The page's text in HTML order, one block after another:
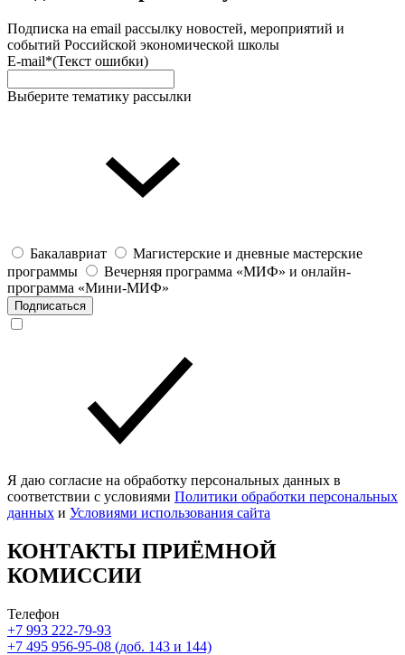
Подписка на email рассылку новостей, мероприятий и
событий Российской экономической школы
E-mail*(Текст ошибки)
Выберите тематику рассылки
Бакалавриат
Магистерские и дневные мастерские
программы
Вечерняя программа «МИФ» и онлайн-
программа «Мини-МИФ»
Подписаться
Я даю согласие на обработку персональных данных в
соответствии с условиями Политики обработки персональных
данных и Условиями использования сайта
КОНТАКТЫ ПРИЁМНОЙ
КОМИССИИ
Телефон
+7 993 222-79-93
+7 495 956-95-08 (доб. 143 и 144)